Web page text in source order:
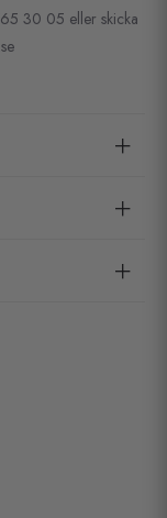
30 05 eller skicka